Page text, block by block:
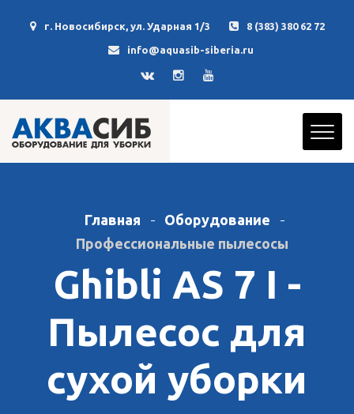
г. Новосибирск, ул. Ударная 1/3 8 (383) 380 62 72
info@aquasib-siberia.ru
Главная
Оборудование
Профессиональные пылесосы
Ghibli AS 7 I -
Пылесос для
сухой уборки